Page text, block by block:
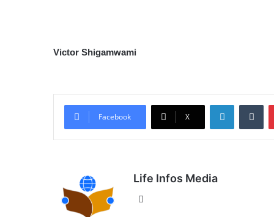
Victor Shigamwami
Facebook X
Life Infos Media